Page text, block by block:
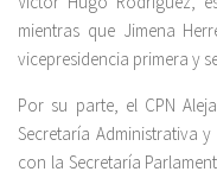
mientras que Jimena
vicepresidencia primera y
Por su parte, el CPN
Secretaría Administrativa
con la Secretaría